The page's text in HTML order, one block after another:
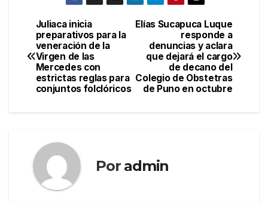
Navegación
de
entradas
Elías Sucapuca Luque
responde a
denuncias y aclara
que dejará el cargo
de decano del
Colegio de Obstetras
de Puno en octubre
Juliaca inicia
preparativos para la
veneración de la
Virgen de las
Mercedes con
estrictas reglas para
conjuntos folclóricos
Por admin